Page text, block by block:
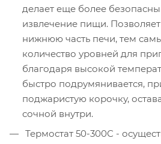
делает еще более
извлечение пищи.
нижнюю часть печи, тем
количество уровней для
благодаря высокой
быстро подрумянивается,
поджаристую корочку,
сочной внутри.
Термостат 50-300С -